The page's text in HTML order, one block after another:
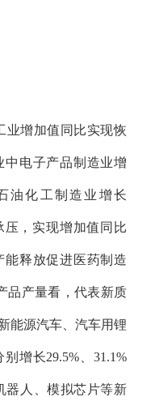
业增加值同比实现恢
中电子产品制造业增
油化工制造业增长
压，实现增加值同比
能释放促进医药制造
品产量看，代表新质
能源汽车、汽车用锂
增长29.5%、31.1%
器人、模拟芯片等新